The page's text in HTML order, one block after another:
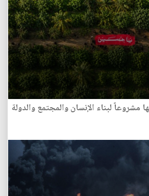
مشروعاً لبناء الإنسان والمجتمع والدولة